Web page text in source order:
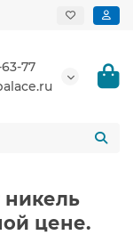
63-77
никель
цене.